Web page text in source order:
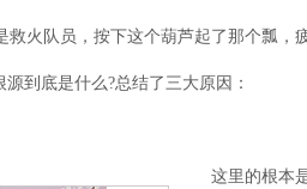
火队员，按下这个葫芦起了那个瓢，
到底是什么?总结了三大原因：
这里的根本是